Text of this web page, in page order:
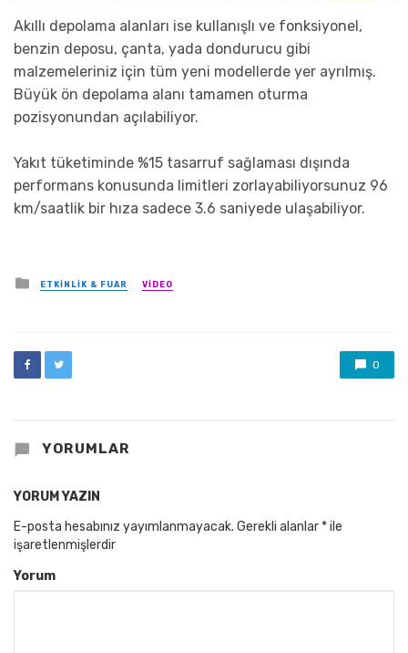
Akıllı depolama alanları ise kullanışlı ve fonksiyonel,
benzin deposu, çanta, yada dondurucu gibi
malzemeleriniz için tüm yeni modellerde yer ayrılmış.
Büyük ön depolama alanı tamamen oturma
pozisyonundan açılabiliyor.
Yakıt tüketiminde %15 tasarruf sağlaması dışında
performans konusunda limitleri zorlayabiliyorsunuz 96
km/saatlik bir hıza sadece 3.6 saniyede ulaşabiliyor.
Posted
in
ETKINLIK & FUAR VIDEO
0
YORUMLAR
YORUM YAZIN
E-posta hesabınız yayımlanmayacak. Gerekli alanlar *ile
işaretlenmişlerdir
Yorum